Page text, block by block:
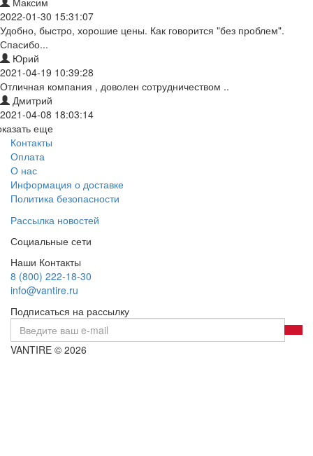
2022-01-30 15:31:07
Удобно, быстро, хорошие цены. Как говорится "без проблем".
Спасибо...
Юрий
2021-04-19 10:39:28
Отличная компания , доволен сотрудничеством ..
Дмитрий
2021-04-08 18:03:14
еще
Контакты
Оплата
О нас
Информация о доставке
Политика безопасности
Рассылка новостей
Социальные сети
Наши Контакты
8 (800) 222-18-30
info@vantire.ru
Подписаться на рассылку
VANTIRE © 2026